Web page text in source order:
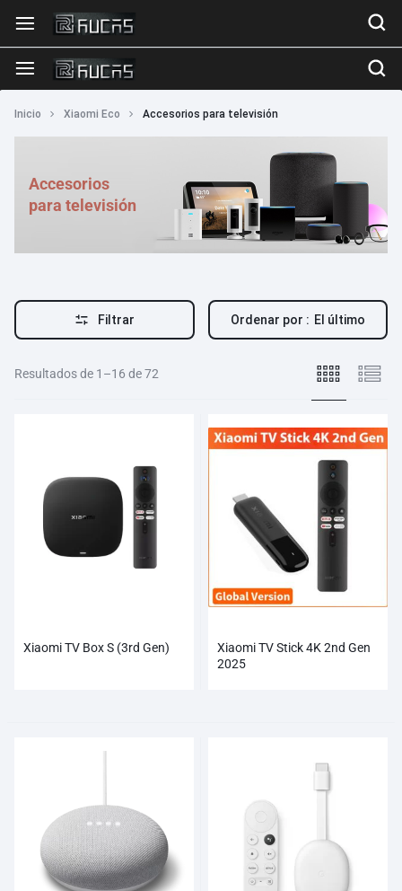
Inicio Xiaomi Eco Accesorios para televisión
Accesorios
para televisión
Filtrar Ordenar por : El último
Resultados de 1–16 de 72
Xiaomi TV Box S (3rd Gen)
Xiaomi TV Stick 4K 2nd Gen
2025